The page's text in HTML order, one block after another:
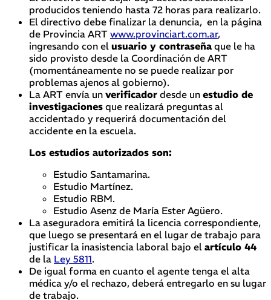
producidos teniendo hasta 72 horas para realizarlo.
El directivo debe finalizar la denuncia, en la página
de Provincia ART www.provinciart.com.ar,
ingresando con el usuario y contraseña que le ha
sido provisto desde la Coordinación de ART
(momentáneamente no se puede realizar por
problemas ajenos al gobierno).
La ART envía un verificador desde un estudio de
investigaciones que realizará preguntas al
accidentado y requerirá documentación del
accidente en la escuela.
Los estudios autorizados son:
Estudio Santamarina.
Estudio Martínez.
Estudio RBM.
Estudio Asenz de María Ester Agüero.
La aseguradora emitirá la licencia correspondiente,
que luego se presentará en el lugar de trabajo para
justificar la inasistencia laboral bajo el artículo 44
de la Ley 5811.
De igual forma en cuanto el agente tenga el alta
médica y/o el rechazo, deberá entregarlo en su lugar
de trabajo.